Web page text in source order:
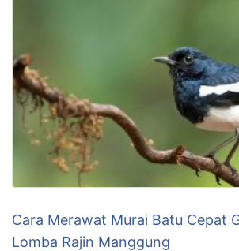
Cara Merawat Murai Batu Cepat
Lomba Rajin Manggung